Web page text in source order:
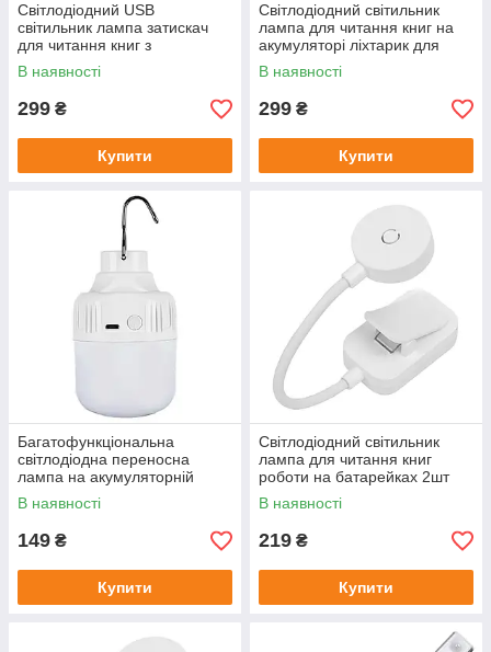
Світлодіодний USB
світильник лампа затискач
для читання книг з
акумулятором 3 режимами
яскравості Book Lamp
В наявності
299 ₴
Купити
Світлодіодний світильник
лампа для читання книг на
акумуляторі ліхтарик для
читання книг на прищіпці
автономний Clip Light 17 см
В наявності
299 ₴
Купити
Багатофункціональна
світлодіодна переносна
лампа на акумуляторній
батареї Lighting 3.7V 5W
В наявності
149 ₴
Купити
Світлодіодний світильник
лампа для читання книг
роботи на батарейках 2шт
AAA ліхтарик для читання
книг на прищіпці BookClip
В наявності
219 ₴
Купити